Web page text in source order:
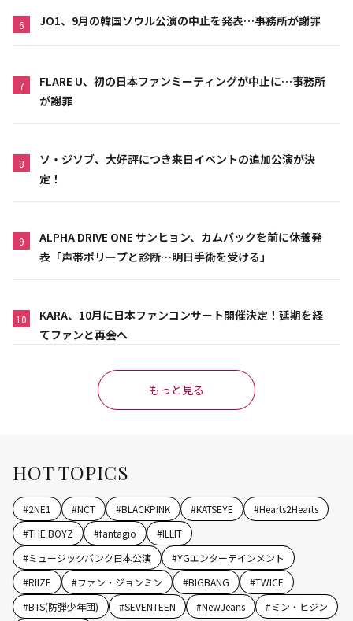
6 JO1、9月の韓国ソウル公演の中止を発表…事務所が謝罪
7
FLARE U、初の日本ファンミーティングが中止に…事務所
が謝罪
8
ソ・ジソブ、大好評につき来日イベントの追加公演が決
定！
9
ALPHA DRIVE ONE サンヒョン、カムバックを前に休養発
表「声帯ポリープと診断…明日手術を受ける」
10
KARA、10月に日本ファンコンサート開催決定！延期を経
てファンと再会へ
もっと見る
HOT TOPICS
#2NE1 #NCT #BLACKPINK #KATSEYE #Hearts2Hearts
#THE BOYZ #fantagio #ILLIT
#ミュージックバンク日本公演 #YGエンターテインメント
#RIIZE #ファン・ジョンミン #BIGBANG #TWICE
#BTS(防弾少年団) #SEVENTEEN #NewJeans #ミン・ヒジン